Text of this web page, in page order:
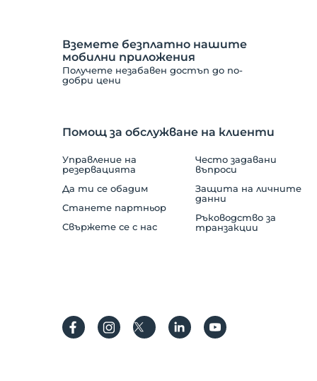
Витамин бар
Шоков душ 1
Вземете безплатно нашите
мобилни приложения
Получете незабавен достъп до по-
добри цени
Помощ за обслужване на клиенти
Управление на
резервацията
Да ти се обадим
Станете партньор
Свържете се с нас
Често задавани
въпроси
Защита на личните
данни
Ръководство за
транзакции